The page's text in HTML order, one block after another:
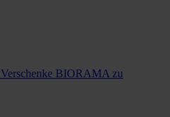
Verschenke BIORAMA zu